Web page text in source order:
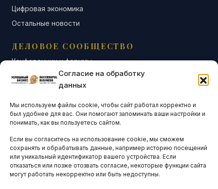
Согласие на обработку
данных
Мы используем файлы cookie, чтобы сайт работал корректно и
был удобнее для вас. Они помогают запоминать ваши настройки и
понимать, как вы пользуетесь сайтом.
Если вы согласитесь на использование cookie, мы сможем
сохранять и обрабатывать данные, например историю посещений
или уникальный идентификатор вашего устройства. Если
отказаться или позже отозвать согласие, некоторые функции сайта
могут работать некорректно или быть недоступны.
Цифровая экономика
Остальные новости
ДЕЛОВОЕ СООБЩЕСТВО
Конференции и форумы
Бизнес-клубы и ассоциации
Остальные новости
АНАЛИТИКА И СТАТИСТИКА
ARTICLES IN ENGLISH
НАВИГАЦИЯ